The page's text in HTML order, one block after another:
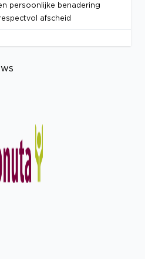
persoonlijke benadering
afscheid